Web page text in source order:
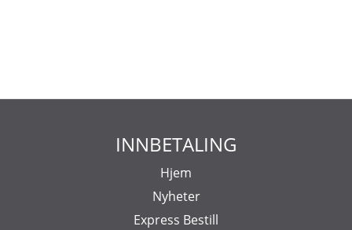
INNBETALING
Hjem
Nyheter
Express Bestill